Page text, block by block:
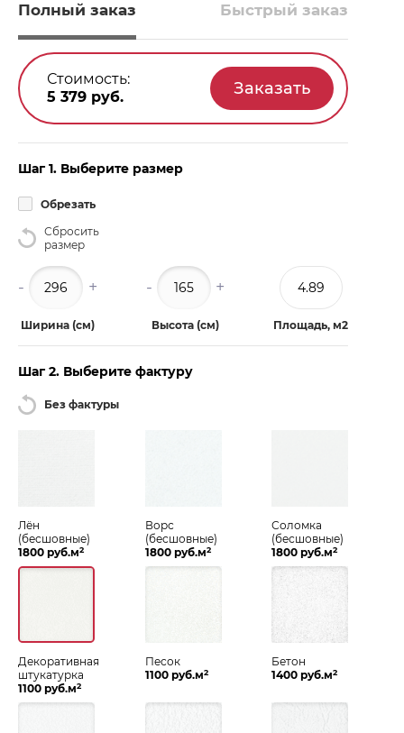
Полный заказ Быстрый заказ
Стоимость:
5 379 руб.
Шаг 1. Выберите размер
Обрезать
Сбросить
размер
- +
Ширина (см)
- +
Высота (см) Площадь, м2
Шаг 2. Выберите фактуру
Без фактуры
Лён
(бесшовные)
1800 руб.м2
Ворс
(бесшовные)
1800 руб.м2
Соломка
(бесшовные)
1800 руб.м2
Декоративная
штукатурка
1100 руб.м2
Песок
1100 руб.м2
Бетон
1400 руб.м2